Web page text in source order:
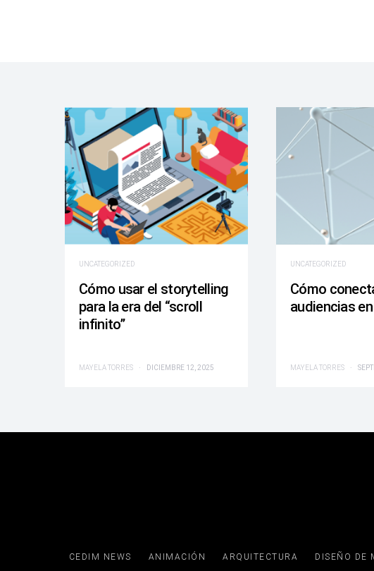
UNCATEGORIZED
Cómo usar el storytelling
para la era del “scroll
infinito”
MAYELA TORRES DICIEMBRE 12, 2025
UNCATEGORIZED
Cómo
audiencias
MAYELA TORRES
CEDIM NEWS ANIMACIÓN ARQUITECTURA DISEÑO DE